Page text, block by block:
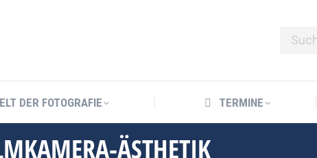
DER FOTOGRAFIE TERMINE
ÄSTHETIK